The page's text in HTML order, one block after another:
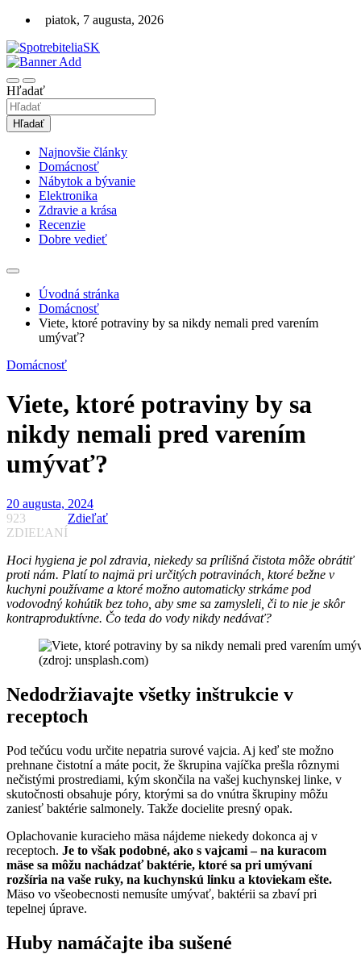
Skip
content
piatok, 7 augusta, 2026
SpotrebiteliaSK.sk
Hľadať
Hľadať
Najnovšie články
Domácnosť
Nábytok a bývanie
Elektronika
Zdravie a krása
Recenzie
Dobre vedieť
Úvodná stránka
Domácnosť
Viete, ktoré potraviny by sa nikdy nemali pred varením
umývať?
Domácnosť
Viete, ktoré potraviny by sa
nikdy nemali pred varením
umývať?
20 augusta, 2024
923
ZDIEĽANÍ
Zdieľať
Hoci hygiena je pol zdravia, niekedy sa prílišná čistota môže obrátiť
proti nám. Platí to najmä pri určitých potravinách, ktoré bežne v
kuchyni používame a ktoré možno automaticky strkáme pod
vodovodný kohútik bez toho, aby sme sa zamysleli, či to nie je skôr
kontraproduktívne. Čo teda do vody nikdy nedávať?
(zdroj: unsplash.com)
Nedodržiavajte všetky inštrukcie v
receptoch
Pod tečúcu vodu určite nepatria surové vajcia. Aj keď ste možno
prehnane čistotní a máte pocit, že škrupina vajíčka prešla rôznymi
nečistými prostrediami, kým skončila na vašej kuchynskej linke, v
skutočnosti obsahuje póry, ktorými sa do vnútra škrupiny môžu
zaniesť baktérie salmonely. Takže docielite presný opak.
Oplachovanie kuracieho mäsa nájdeme niekedy dokonca aj v
receptoch. Je to však podobné, ako s vajcami – na kuracom
mäse sa môžu nachádzať baktérie, ktoré sa pri umývaní
rozšíria na vaše ruky, na kuchynskú linku a ktoviekam ešte.
Mäso vo všeobecnosti nemusíte umývať, baktérii sa zbaví pri
tepelnej úprave.
Huby namáčajte iba sušené